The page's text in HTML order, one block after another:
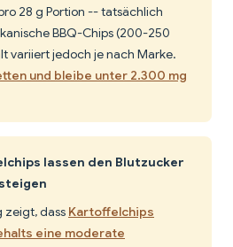
28 g Portion -- tatsächlich
BBQ-Chips (200-250
variiert jedoch je nach Marke.
und bleibe unter 2.300 mg
lassen den Blutzucker
zeigt, dass Kartoffelchips
eine moderate